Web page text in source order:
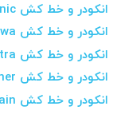
انکودر و خط کش Trelectronic
انکودر و خط کش Tamagawa
انکودر و خط کش Eltra
انکودر و خط کش Hohner
انکودر و خط کش Heidenhain